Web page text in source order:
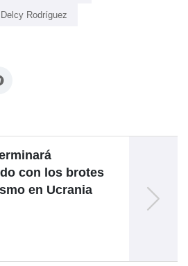
Rodríguez
con los brotes
en Ucrania